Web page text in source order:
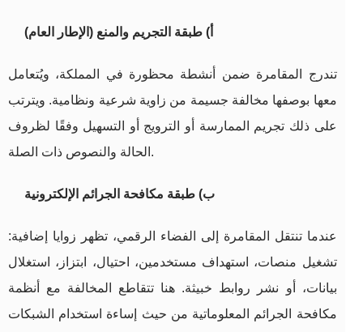
أ) طبقة التجريم والمنع (الإطار العام)
تندرج المقامرة ضمن أنشطة محظورة في المملكة، ويُتعامل
معها بوصفها مخالفة جسيمة من زاوية شرعية ونظامية. ويترتب
على ذلك تجريم الممارسة أو الترويج أو التسهيل وفقًا لظروف
الحالة والنصوص ذات الصلة.
ب) طبقة مكافحة الجرائم الإلكترونية
عندما تنتقل المقامرة إلى الفضاء الرقمي، تظهر زوايا إضافية:
تشغيل منصات، استهداف مستخدمين، احتيال، ابتزاز، استغلال
بيانات، أو نشر روابط خبيثة. هنا تتقاطع المخالفة مع أنظمة
مكافحة الجرائم المعلوماتية من حيث إساءة استخدام الشبكات